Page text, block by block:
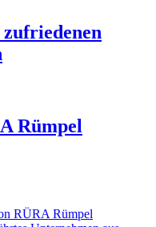
Rümpel
RÜRA Rümpel